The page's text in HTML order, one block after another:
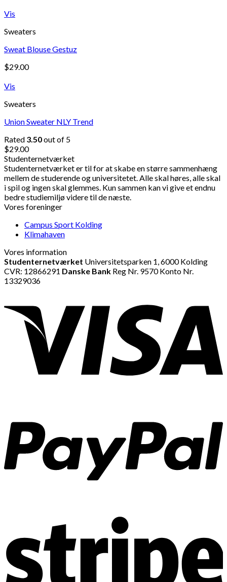
Vis
Sweaters
Sweat Blouse Gestuz
$29.00
Vis
Sweaters
Union Sweater NLY Trend
Rated 3.50out of 5
$29.00
Studenternetværket
Studenternetværket er til for at skabe en større sammenhæng
mellem de studerende og universitetet. Alle skal høres, alle skal
i spil og ingen skal glemmes. Kun sammen kan vi give et endnu
bedre studiemiljø videre til de næste.
Vores foreninger
Campus Sport Kolding
Klimahaven
Vores information
Studenternetværket Universitetsparken 1, 6000 Kolding
CVR: 12866291 Danske Bank Reg Nr. 9570 Konto Nr.
13329036